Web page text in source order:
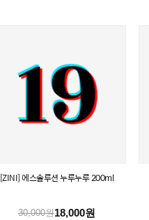
[ZINI] 에스솔루션 누루누루 200ml
30,000원18,000원